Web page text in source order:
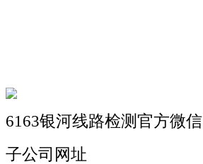
6163银河线路检测官方微信
子公司网址